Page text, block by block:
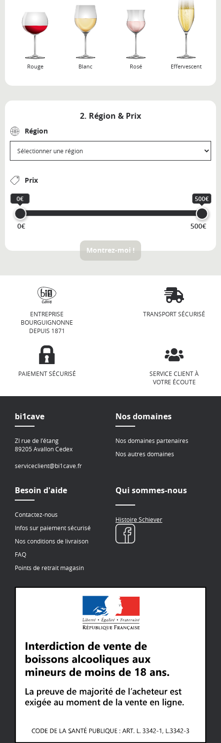
Rouge Blanc Rosé Effervescent
2. Région & Prix
Région
Prix
0€ 500€
0€ 500€
Montrez-moi !
ENTREPRISE
BOURGUIGNONNE
DEPUIS 1871
TRANSPORT SÉCURISÉ
PAIEMENT SÉCURISÉ
SERVICE CLIENT À
VOTRE ÉCOUTE
bi1cave
ZI rue de l’étang
89205 Avallon Cedex
serviceclient@bi1cave.fr
Nos domaines
Nos domaines partenaires
Nos autres domaines
Besoin d'aide
Contactez-nous
Infos sur paiement sécurisé
Nos conditions de livraison
FAQ
Points de retrait magasin
Qui sommes-nous
Histoire Schiever